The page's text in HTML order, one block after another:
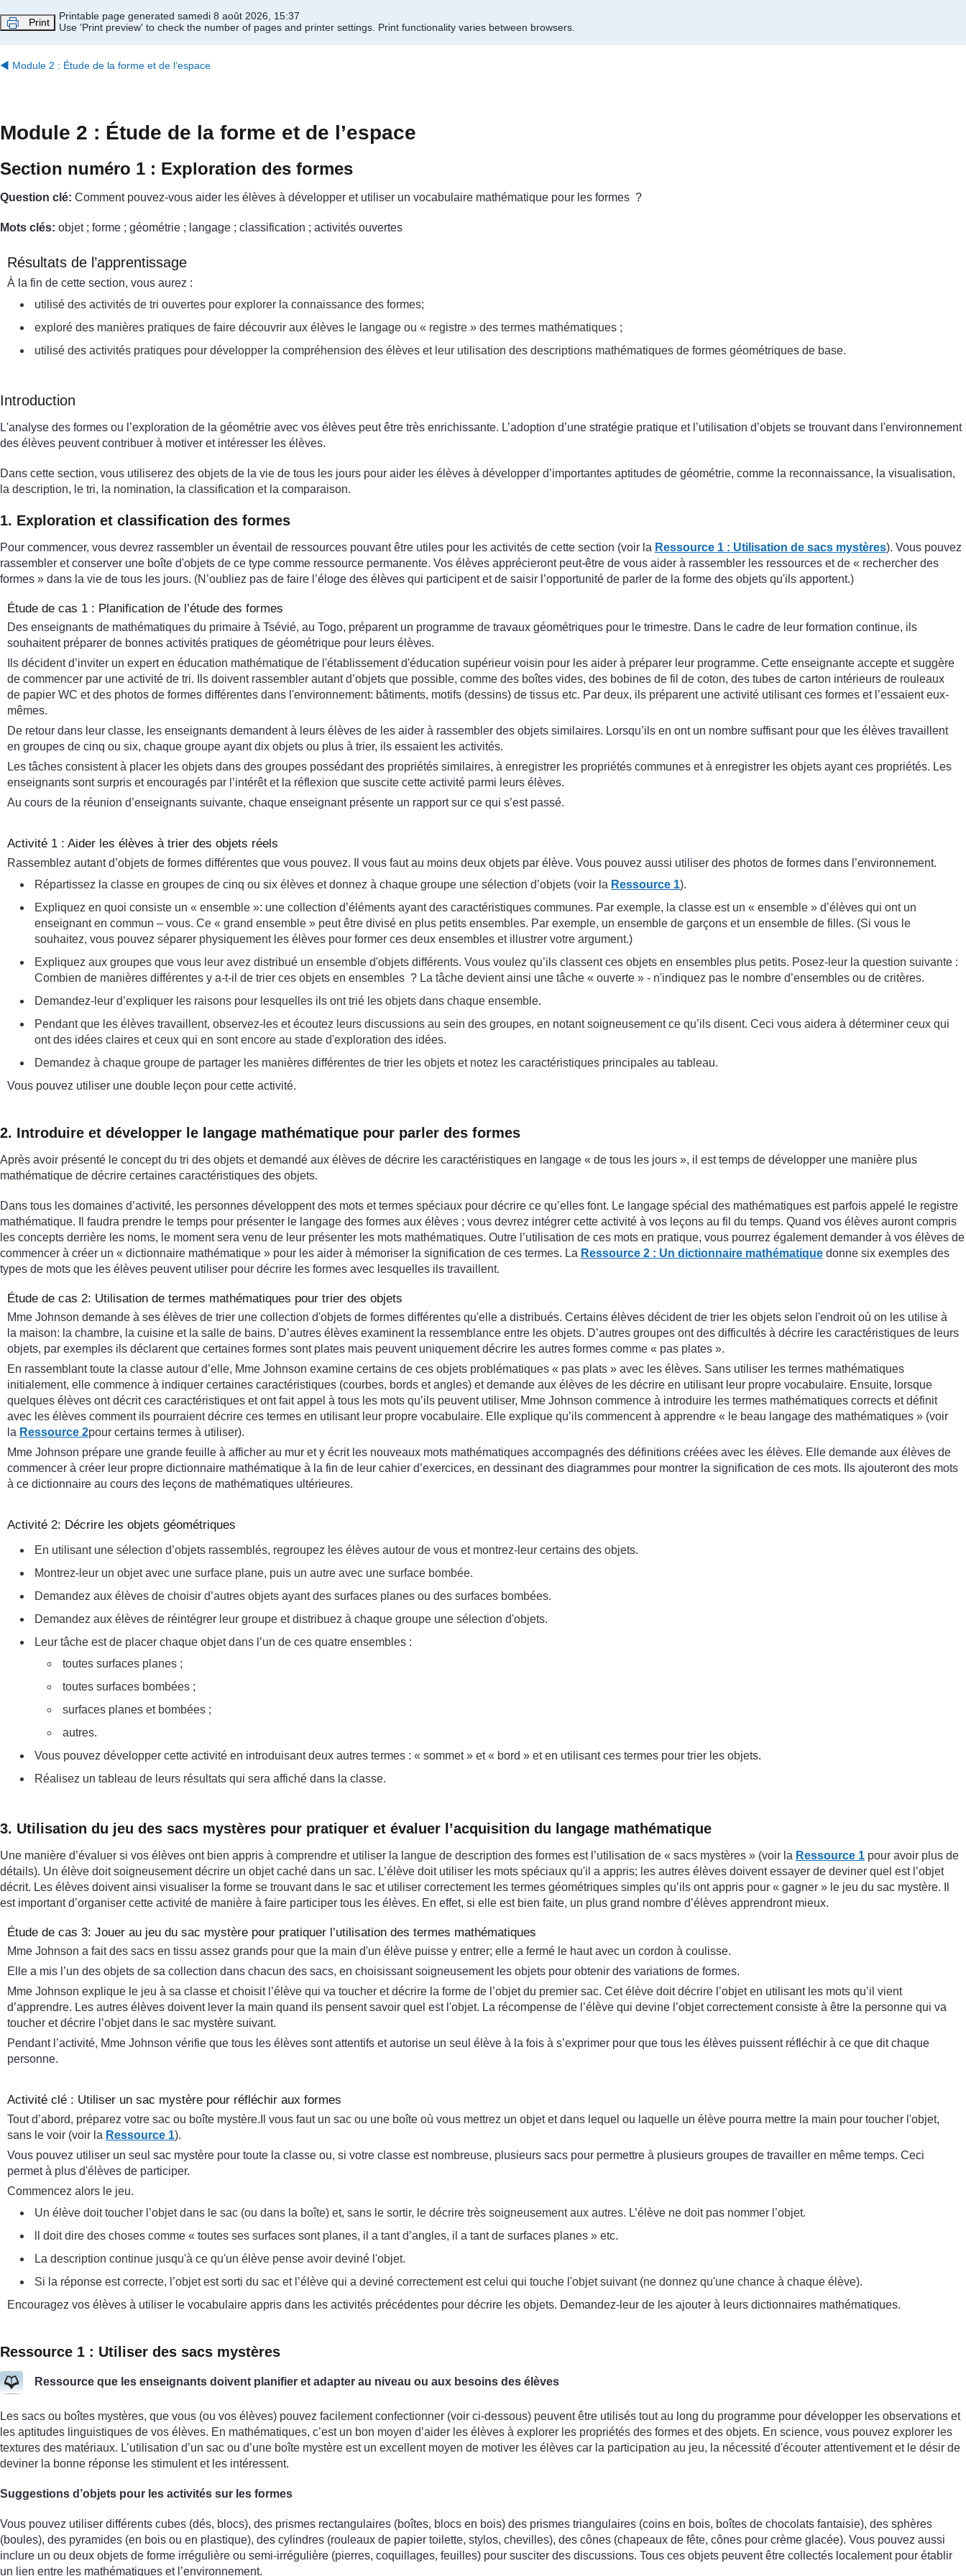
Print
Printable page generated samedi 8 août 2026, 15:37
Use 'Print preview' to check the number of pages and printer settings. Print functionality varies between browsers.
◀︎ Module 2 : Étude de la forme et de l’espace
Module 2 : Étude de la forme et de l’espace
Section numéro 1 : Exploration des formes
Question clé: Comment pouvez-vous aider les élèves à développer et utiliser un vocabulaire mathématique pour les formes ?
Mots clés: objet ; forme ; géométrie ; langage ; classification ; activités ouvertes
Résultats de l’apprentissage
À la fin de cette section, vous aurez :
utilisé des activités de tri ouvertes pour explorer la connaissance des formes;
exploré des manières pratiques de faire découvrir aux élèves le langage ou « registre » des termes mathématiques ;
utilisé des activités pratiques pour développer la compréhension des élèves et leur utilisation des descriptions mathématiques de formes géométriques de base.
Introduction
L'analyse des formes ou l’exploration de la géométrie avec vos élèves peut être très enrichissante. L’adoption d’une stratégie pratique et l’utilisation d’objets se trouvant dans l'environnement
des élèves peuvent contribuer à motiver et intéresser les élèves.
Dans cette section, vous utiliserez des objets de la vie de tous les jours pour aider les élèves à développer d’importantes aptitudes de géométrie, comme la reconnaissance, la visualisation,
la description, le tri, la nomination, la classification et la comparaison.
1. Exploration et classification des formes
Pour commencer, vous devrez rassembler un éventail de ressources pouvant être utiles pour les activités de cette section (voir la Ressource 1 : Utilisation de sacs mystères). Vous pouvez
rassembler et conserver une boîte d'objets de ce type comme ressource permanente. Vos élèves apprécieront peut-être de vous aider à rassembler les ressources et de « rechercher des
formes » dans la vie de tous les jours. (N’oubliez pas de faire l’éloge des élèves qui participent et de saisir l’opportunité de parler de la forme des objets qu'ils apportent.)
Étude de cas 1 : Planification de l’étude des formes
Des enseignants de mathématiques du primaire à Tsévié, au Togo, préparent un programme de travaux géométriques pour le trimestre. Dans le cadre de leur formation continue, ils
souhaitent préparer de bonnes activités pratiques de géométrique pour leurs élèves.
Ils décident d’inviter un expert en éducation mathématique de l'établissement d'éducation supérieur voisin pour les aider à préparer leur programme. Cette enseignante accepte et suggère
de commencer par une activité de tri. Ils doivent rassembler autant d’objets que possible, comme des boîtes vides, des bobines de fil de coton, des tubes de carton intérieurs de rouleaux
de papier WC et des photos de formes différentes dans l'environnement: bâtiments, motifs (dessins) de tissus etc. Par deux, ils préparent une activité utilisant ces formes et l’essaient eux-
mêmes.
De retour dans leur classe, les enseignants demandent à leurs élèves de les aider à rassembler des objets similaires. Lorsqu’ils en ont un nombre suffisant pour que les élèves travaillent
en groupes de cinq ou six, chaque groupe ayant dix objets ou plus à trier, ils essaient les activités.
Les tâches consistent à placer les objets dans des groupes possédant des propriétés similaires, à enregistrer les propriétés communes et à enregistrer les objets ayant ces propriétés. Les
enseignants sont surpris et encouragés par l’intérêt et la réflexion que suscite cette activité parmi leurs élèves.
Au cours de la réunion d’enseignants suivante, chaque enseignant présente un rapport sur ce qui s’est passé.
Activité 1 : Aider les élèves à trier des objets réels
Rassemblez autant d’objets de formes différentes que vous pouvez. Il vous faut au moins deux objets par élève. Vous pouvez aussi utiliser des photos de formes dans l’environnement.
Répartissez la classe en groupes de cinq ou six élèves et donnez à chaque groupe une sélection d’objets (voir la Ressource 1).
Expliquez en quoi consiste un « ensemble »: une collection d’éléments ayant des caractéristiques communes. Par exemple, la classe est un « ensemble » d’élèves qui ont un
enseignant en commun – vous. Ce « grand ensemble » peut être divisé en plus petits ensembles. Par exemple, un ensemble de garçons et un ensemble de filles. (Si vous le
souhaitez, vous pouvez séparer physiquement les élèves pour former ces deux ensembles et illustrer votre argument.)
Expliquez aux groupes que vous leur avez distribué un ensemble d'objets différents. Vous voulez qu’ils classent ces objets en ensembles plus petits. Posez-leur la question suivante :
Combien de manières différentes y a-t-il de trier ces objets en ensembles ? La tâche devient ainsi une tâche « ouverte » - n'indiquez pas le nombre d’ensembles ou de critères.
Demandez-leur d’expliquer les raisons pour lesquelles ils ont trié les objets dans chaque ensemble.
Pendant que les élèves travaillent, observez-les et écoutez leurs discussions au sein des groupes, en notant soigneusement ce qu’ils disent. Ceci vous aidera à déterminer ceux qui
ont des idées claires et ceux qui en sont encore au stade d'exploration des idées.
Demandez à chaque groupe de partager les manières différentes de trier les objets et notez les caractéristiques principales au tableau.
Vous pouvez utiliser une double leçon pour cette activité.
2. Introduire et développer le langage mathématique pour parler des formes
Après avoir présenté le concept du tri des objets et demandé aux élèves de décrire les caractéristiques en langage « de tous les jours », il est temps de développer une manière plus
mathématique de décrire certaines caractéristiques des objets.
Dans tous les domaines d’activité, les personnes développent des mots et termes spéciaux pour décrire ce qu’elles font. Le langage spécial des mathématiques est parfois appelé le registre
mathématique. Il faudra prendre le temps pour présenter le langage des formes aux élèves ; vous devrez intégrer cette activité à vos leçons au fil du temps. Quand vos élèves auront compris
les concepts derrière les noms, le moment sera venu de leur présenter les mots mathématiques. Outre l’utilisation de ces mots en pratique, vous pourrez également demander à vos élèves de
commencer à créer un « dictionnaire mathématique » pour les aider à mémoriser la signification de ces termes. La Ressource 2 : Un dictionnaire mathématique donne six exemples des
types de mots que les élèves peuvent utiliser pour décrire les formes avec lesquelles ils travaillent.
Étude de cas 2: Utilisation de termes mathématiques pour trier des objets
Mme Johnson demande à ses élèves de trier une collection d'objets de formes différentes qu'elle a distribués. Certains élèves décident de trier les objets selon l'endroit où on les utilise à
la maison: la chambre, la cuisine et la salle de bains. D’autres élèves examinent la ressemblance entre les objets. D’autres groupes ont des difficultés à décrire les caractéristiques de leurs
objets, par exemples ils déclarent que certaines formes sont plates mais peuvent uniquement décrire les autres formes comme « pas plates ».
En rassemblant toute la classe autour d’elle, Mme Johnson examine certains de ces objets problématiques « pas plats » avec les élèves. Sans utiliser les termes mathématiques
initialement, elle commence à indiquer certaines caractéristiques (courbes, bords et angles) et demande aux élèves de les décrire en utilisant leur propre vocabulaire. Ensuite, lorsque
quelques élèves ont décrit ces caractéristiques et ont fait appel à tous les mots qu’ils peuvent utiliser, Mme Johnson commence à introduire les termes mathématiques corrects et définit
avec les élèves comment ils pourraient décrire ces termes en utilisant leur propre vocabulaire. Elle explique qu’ils commencent à apprendre « le beau langage des mathématiques » (voir
la Ressource 2pour certains termes à utiliser).
Mme Johnson prépare une grande feuille à afficher au mur et y écrit les nouveaux mots mathématiques accompagnés des définitions créées avec les élèves. Elle demande aux élèves de
commencer à créer leur propre dictionnaire mathématique à la fin de leur cahier d’exercices, en dessinant des diagrammes pour montrer la signification de ces mots. Ils ajouteront des mots
à ce dictionnaire au cours des leçons de mathématiques ultérieures.
Activité 2: Décrire les objets géométriques
En utilisant une sélection d’objets rassemblés, regroupez les élèves autour de vous et montrez-leur certains des objets.
Montrez-leur un objet avec une surface plane, puis un autre avec une surface bombée.
Demandez aux élèves de choisir d’autres objets ayant des surfaces planes ou des surfaces bombées.
Demandez aux élèves de réintégrer leur groupe et distribuez à chaque groupe une sélection d'objets.
Leur tâche est de placer chaque objet dans l’un de ces quatre ensembles :
toutes surfaces planes ;
toutes surfaces bombées ;
surfaces planes et bombées ;
autres.
Vous pouvez développer cette activité en introduisant deux autres termes : « sommet » et « bord » et en utilisant ces termes pour trier les objets.
Réalisez un tableau de leurs résultats qui sera affiché dans la classe.
3. Utilisation du jeu des sacs mystères pour pratiquer et évaluer l’acquisition du langage mathématique
Une manière d’évaluer si vos élèves ont bien appris à comprendre et utiliser la langue de description des formes est l’utilisation de « sacs mystères » (voir la Ressource 1 pour avoir plus de
détails). Un élève doit soigneusement décrire un objet caché dans un sac. L’élève doit utiliser les mots spéciaux qu'il a appris; les autres élèves doivent essayer de deviner quel est l’objet
décrit. Les élèves doivent ainsi visualiser la forme se trouvant dans le sac et utiliser correctement les termes géométriques simples qu’ils ont appris pour « gagner » le jeu du sac mystère. Il
est important d’organiser cette activité de manière à faire participer tous les élèves. En effet, si elle est bien faite, un plus grand nombre d’élèves apprendront mieux.
Étude de cas 3: Jouer au jeu du sac mystère pour pratiquer l’utilisation des termes mathématiques
Mme Johnson a fait des sacs en tissu assez grands pour que la main d'un élève puisse y entrer; elle a fermé le haut avec un cordon à coulisse.
Elle a mis l’un des objets de sa collection dans chacun des sacs, en choisissant soigneusement les objets pour obtenir des variations de formes.
Mme Johnson explique le jeu à sa classe et choisit l’élève qui va toucher et décrire la forme de l’objet du premier sac. Cet élève doit décrire l’objet en utilisant les mots qu’il vient
d’apprendre. Les autres élèves doivent lever la main quand ils pensent savoir quel est l'objet. La récompense de l’élève qui devine l’objet correctement consiste à être la personne qui va
toucher et décrire l’objet dans le sac mystère suivant.
Pendant l’activité, Mme Johnson vérifie que tous les élèves sont attentifs et autorise un seul élève à la fois à s’exprimer pour que tous les élèves puissent réfléchir à ce que dit chaque
personne.
Activité clé : Utiliser un sac mystère pour réfléchir aux formes
Tout d’abord, préparez votre sac ou boîte mystère.Il vous faut un sac ou une boîte où vous mettrez un objet et dans lequel ou laquelle un élève pourra mettre la main pour toucher l'objet,
sans le voir (voir la Ressource 1).
Vous pouvez utiliser un seul sac mystère pour toute la classe ou, si votre classe est nombreuse, plusieurs sacs pour permettre à plusieurs groupes de travailler en même temps. Ceci
permet à plus d'élèves de participer.
Commencez alors le jeu.
Un élève doit toucher l’objet dans le sac (ou dans la boîte) et, sans le sortir, le décrire très soigneusement aux autres. L’élève ne doit pas nommer l’objet.
ll doit dire des choses comme « toutes ses surfaces sont planes, il a tant d’angles, il a tant de surfaces planes » etc.
La description continue jusqu'à ce qu'un élève pense avoir deviné l'objet.
Si la réponse est correcte, l’objet est sorti du sac et l’élève qui a deviné correctement est celui qui touche l'objet suivant (ne donnez qu'une chance à chaque élève).
Encouragez vos élèves à utiliser le vocabulaire appris dans les activités précédentes pour décrire les objets. Demandez-leur de les ajouter à leurs dictionnaires mathématiques.
Ressource 1 : Utiliser des sacs mystères
Ressource que les enseignants doivent planifier et adapter au niveau ou aux besoins des élèves
Les sacs ou boîtes mystères, que vous (ou vos élèves) pouvez facilement confectionner (voir ci-dessous) peuvent être utilisés tout au long du programme pour développer les observations et
les aptitudes linguistiques de vos élèves. En mathématiques, c’est un bon moyen d’aider les élèves à explorer les propriétés des formes et des objets. En science, vous pouvez explorer les
textures des matériaux. L’utilisation d’un sac ou d’une boîte mystère est un excellent moyen de motiver les élèves car la participation au jeu, la nécessité d'écouter attentivement et le désir de
deviner la bonne réponse les stimulent et les intéressent.
Suggestions d’objets pour les activités sur les formes
Vous pouvez utiliser différents cubes (dés, blocs), des prismes rectangulaires (boîtes, blocs en bois) des prismes triangulaires (coins en bois, boîtes de chocolats fantaisie), des sphères
(boules), des pyramides (en bois ou en plastique), des cylindres (rouleaux de papier toilette, stylos, chevilles), des cônes (chapeaux de fête, cônes pour crème glacée). Vous pouvez aussi
inclure un ou deux objets de forme irrégulière ou semi-irrégulière (pierres, coquillages, feuilles) pour susciter des discussions. Tous ces objets peuvent être collectés localement pour établir
un lien entre les mathématiques et l’environnement.